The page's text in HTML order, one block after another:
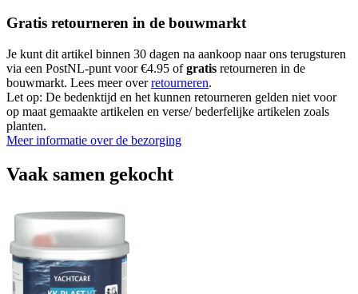
Gratis retourneren in de bouwmarkt
Je kunt dit artikel binnen 30 dagen na aankoop naar ons terugsturen
via een PostNL-punt voor €4.95 ofgratis retourneren in de
bouwmarkt. Lees meer overretourneren.
Let op: De bedenktijd en het kunnen retourneren gelden niet voor
op maat gemaakte artikelen en verse/ bederfelijke artikelen zoals
planten.
Meer informatie over de bezorging
Vaak samen gekocht